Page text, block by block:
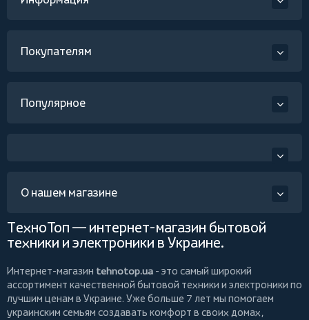
Покупателям
Популярное
О нашем магазине
ТехноТоп — интернет-магазин бытовой
техники и электроники в Украине.
Интернет-магазин tehnotop.ua - это самый широкий
ассортимент качественной бытовой техники и электроники по
лучшим ценам в Украине. Уже больше 7 лет мы помогаем
украинским семьям создавать комфорт в своих домах,